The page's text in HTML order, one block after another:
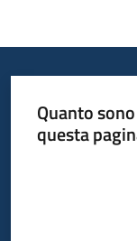
Quanto
questa